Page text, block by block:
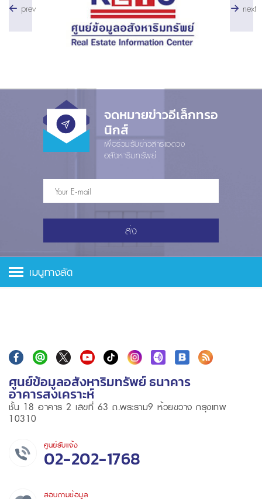
prev next
จดหมายข่าวอีเล็กทรอ
นิกส์
เพื่อร่วมรับข่าวสารแวดวง
อสังหาริมทรัพย์
ส่ง
เมนูทางลัด
ศูนย์ข้อมูลอสังหาริมทรัพย์ ธนาคาร
อาคารสงเคราะห์
ชั้น 18 อาคาร 2 เลขที่ 63 ถ.พระราม9 ห้วยขวาง กรุงเทพ
10310
ศูนย์รับแจ้ง
02-202-1768
สอบถามข้อมูล